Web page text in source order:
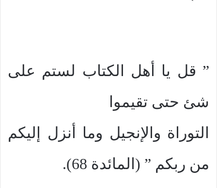
” قل يا أهل الكتاب لستم على
شئ حتى تقيموا
التوراة والإنجيل وما أنزل إليكم
من ربكم ” (المائدة 68).